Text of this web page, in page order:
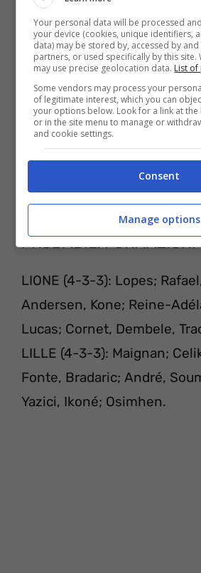
forma totalmente gratuita
PROBABILI FORMAZIONI
LIONE (4-3-3): Lopes;
Andersen, Kone; Reine-
Lucas; Cornet, Dembele,
LILLE (4-3-3): Maignan;
Fonte, Bradaric; André,
Yazici, Ikoné; Osimhen.
Your personal data will be processed
your device (cookies, unique identifiers,
data) may be stored by, accessed by
partners, or used specifically by this
may use precise geolocation data. List of
Some vendors may process your
of legitimate interest, which you can
your options below. Look for a link at
or in the site menu to manage or
and cookie settings.
Consent
Manage options